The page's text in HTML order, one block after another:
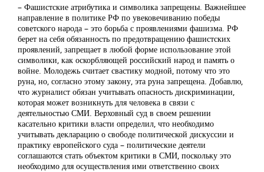
– Фашистские атрибутика и символика запрещены. Важнейшее
направление в политике РФ по увековечиванию победы
советского народа – это борьба с проявлениями фашизма. РФ
берет на себя обязанность по предотвращению фашистских
проявлений, запрещает в любой форме использование этой
символики, как оскорбляющей российский народ и память о
войне. Молодежь считает свастику модной, потому что это
руна, но, согласно этому закону, эта руна запрещена. Добавлю,
что журналист обязан учитывать опасность дискриминации,
которая может возникнуть для человека в связи с
деятельностью СМИ. Верховный суд в своем решении
касательно критики власти определил, что необходимо
учитывать декларацию о свободе политической дискуссии и
практику европейского суда – политические деятели
соглашаются стать объектом критики в СМИ, поскольку это
необходимо для осуществления ими ответственно своих